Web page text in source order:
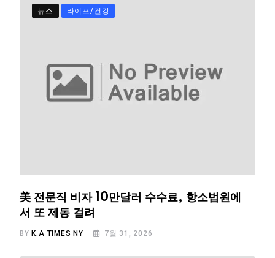
뉴스 라이프/건강
美 전문직 비자 10만달러 수수료, 항소법원에
서 또 제동 걸려
BY K.A TIMES NY 7월 31, 2026